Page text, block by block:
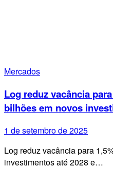
Mercados
Log reduz vacância
bilhões em novos
1 de setembro de 2025
Log reduz vacância para
investimentos até 2028 e…